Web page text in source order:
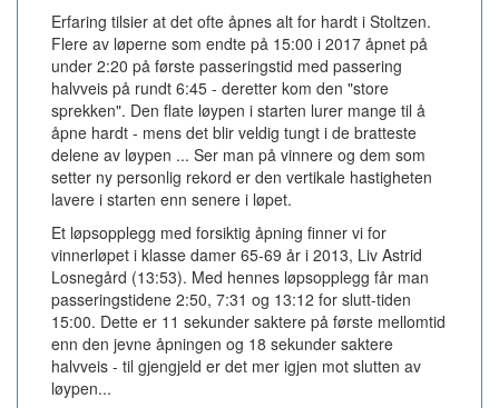
Erfaring tilsier at det ofte åpnes alt for hardt i Stoltzen.
Flere av løperne som endte på 15:00 i 2017 åpnet på
under 2:20 på første passeringstid med passering
halvveis på rundt 6:45 - deretter kom den "store
sprekken". Den flate løypen i starten lurer mange til å
åpne hardt - mens det blir veldig tungt i de bratteste
delene av løypen ... Ser man på vinnere og dem som
setter ny personlig rekord er den vertikale hastigheten
lavere i starten enn senere i løpet.
Et løpsopplegg med forsiktig åpning finner vi for
vinnerløpet i klasse damer 65-69 år i 2013, Liv Astrid
Losnegård (13:53). Med hennes løpsopplegg får man
passeringstidene 2:50, 7:31 og 13:12 for slutt-tiden
15:00. Dette er 11 sekunder saktere på første mellomtid
enn den jevne åpningen og 18 sekunder saktere
halvveis - til gjengjeld er det mer igjen mot slutten av
løypen...